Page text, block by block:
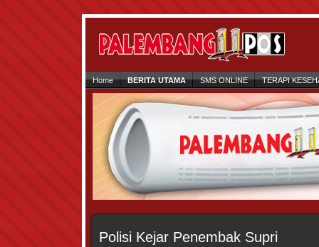
Home BERITA UTAMA SMS ONLINE TERAPI
Polisi Kejar Penembak Supri